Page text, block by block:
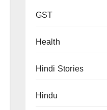
GST
Health
Hindi Stories
Hindu